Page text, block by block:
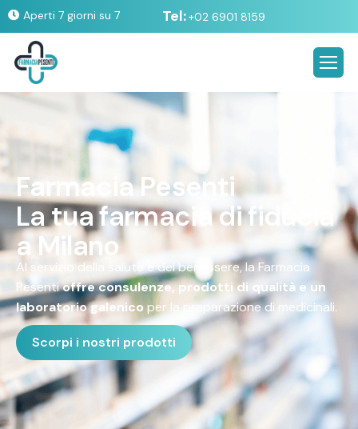
Aperti 7 giorni su 7 Tel:+02 6901 8159
Farma aPes en ti
Latuafarmaciadifid uc ia
a Mi ano
Al servizio della salute e del benessere, la Farmacia
Pesentioffre consulenze, prodotti di qualità e un
laboratorio galenicoper la preparazione di medicinali.
Scorpi i nostri prodotti